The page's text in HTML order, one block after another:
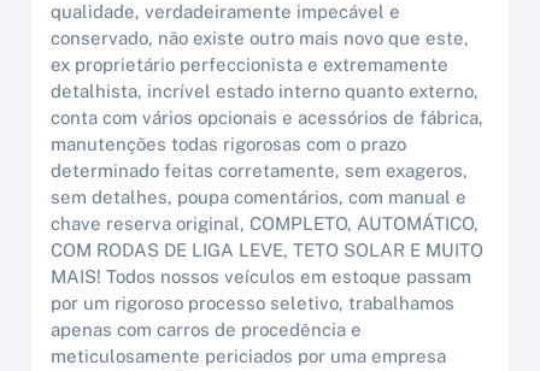
qualidade, verdadeiramente impecável e
conservado, não existe outro mais novo que este,
ex proprietário perfeccionista e extremamente
detalhista, incrível estado interno quanto externo,
conta com vários opcionais e acessórios de fábrica,
manutenções todas rigorosas com o prazo
determinado feitas corretamente, sem exageros,
sem detalhes, poupa comentários, com manual e
chave reserva original, COMPLETO, AUTOMÁTICO,
COM RODAS DE LIGA LEVE, TETO SOLAR E MUITO
MAIS! Todos nossos veículos em estoque passam
por um rigoroso processo seletivo, trabalhamos
apenas com carros de procedência e
meticulosamente periciados por uma empresa